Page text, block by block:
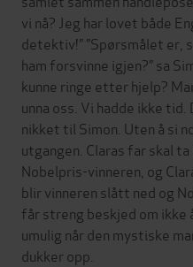
vi nå? Jeg har lovet både
detektiv!” ”Spørsmålet er,
ham forsvinne igjen?” sa
kunne ringe etter hjelp?
unna oss. Vi hadde ikke
nikket til Simon. Uten å si
utgangen. Claras far skal
Nobelpris-vinneren, og
blir vinneren slått ned og
får streng beskjed om
umulig når den mystiske
dukker opp.